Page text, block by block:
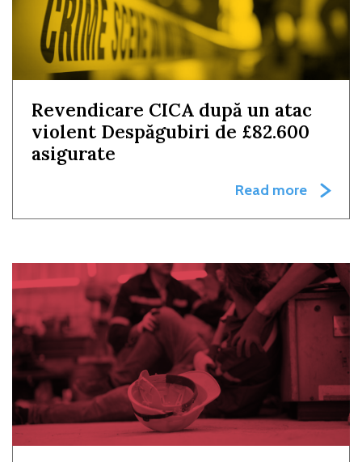
Revendicare CICA după un atac
violent Despăgubiri de £82.600
asigurate
Read more